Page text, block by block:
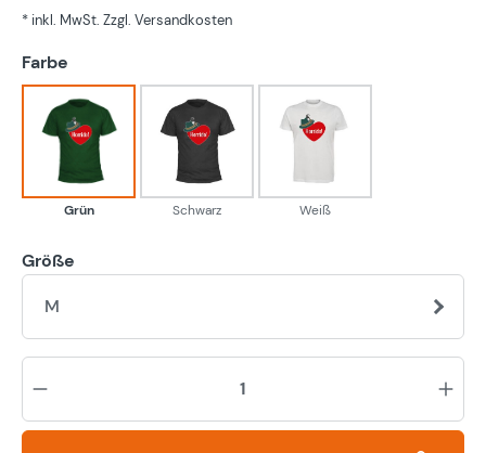
* inkl. MwSt. Zzgl. Versandkosten
Farbe
Grün
Grün
Schwarz
Schwarz Weiß
Größe
M